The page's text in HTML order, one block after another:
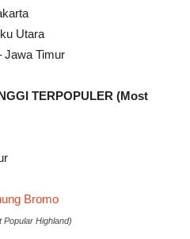
Utara
Jawa Timur
TERPOPULER (Most
Highland)